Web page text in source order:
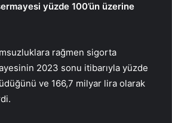
yüzde 100’ün üzerine
rağmen sigorta
2023 sonu itibarıyla yüzde
ve 166,7 milyar lira olarak